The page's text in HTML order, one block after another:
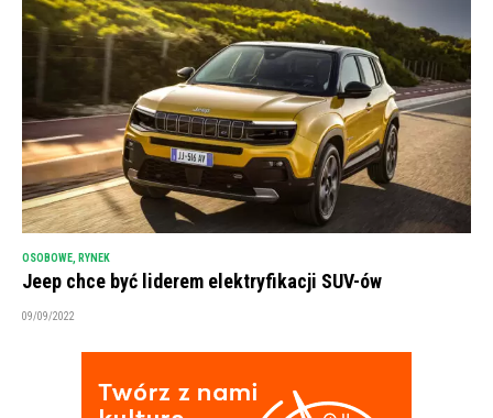
OSOBOWE, RYNEK
Jeep chce być liderem elektryfikacji SUV-ów
09/09/2022